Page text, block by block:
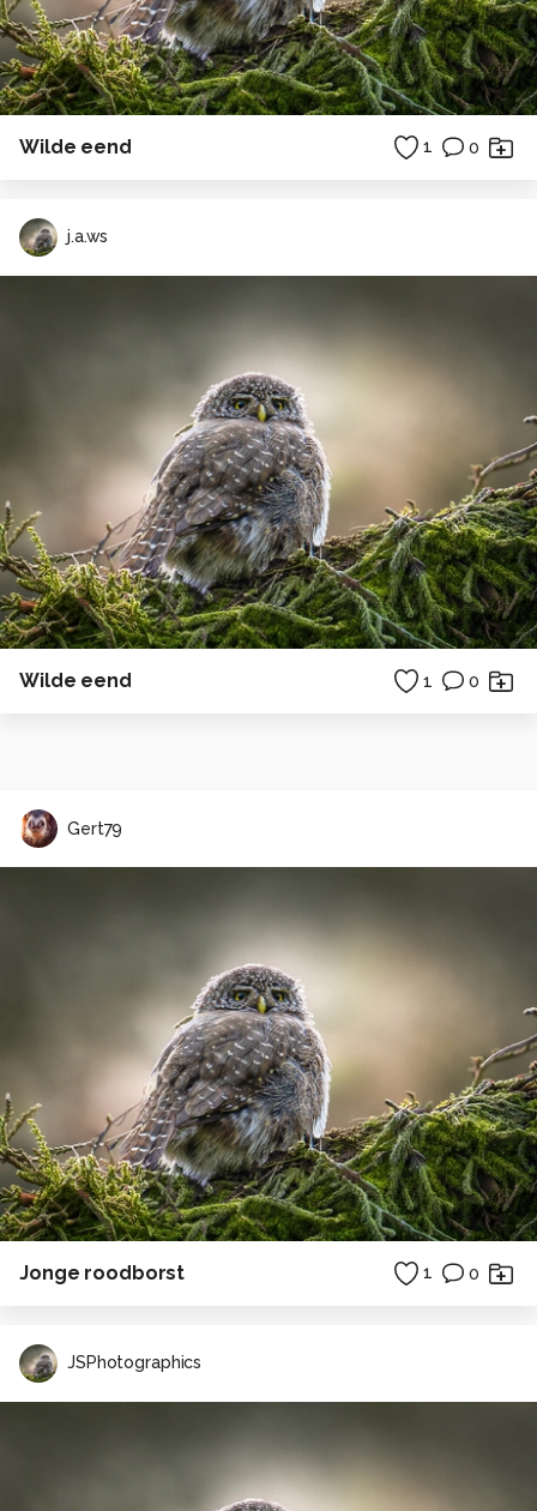
Wilde eend 1 0
j.a.ws
Wilde eend 1 0
Gert79
Jonge roodborst 1 0
JSPhotographics